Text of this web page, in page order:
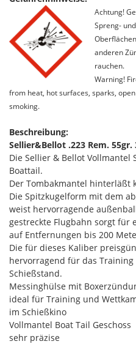
Achtung!
Spreng-
anderen
rauchen.
Warning!
from heat, hot surfaces, sparks,
smoking.
Beschreibung:
Sellier&Bellot .223 Rem. 55gr.
Die Sellier & Bellot Vollmantel
Boattail.
Der Tombakmantel hinterläßt
Die Spitzkugelform mit dem
weist hervorragende
gestreckte Flugbahn sorgt für
auf Entfernungen bis 200
Die für dieses Kaliber
hervorragend für das
Schießstand.
Messinghülse mit
ideal für Training und
im Schießkino
Vollmantel Boat Tail Geschoss
sehr präzise